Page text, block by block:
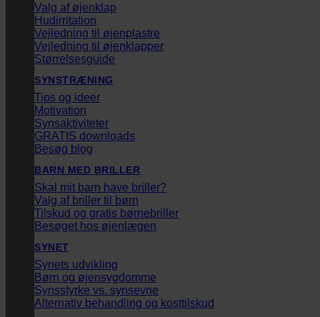
Valg af øjenklap
Hudirritation
Vejledning til øjenplastre
Vejledning til øjenklapper
Størrelsesguide
SYNSTRÆNING
Tips og ideer
Motivation
Synsaktiviteter
GRATIS downloads
Besøg blog
BARN MED BRILLER
Skal mit barn have briller?
Valg af briller til børn
Tilskud og gratis børnebriller
Besøget hos øjenlægen
SYNET
Synets udvikling
Børn og øjensygdomme
Synsstyrke vs. synsevne
Alternativ behandling og kosttilskud